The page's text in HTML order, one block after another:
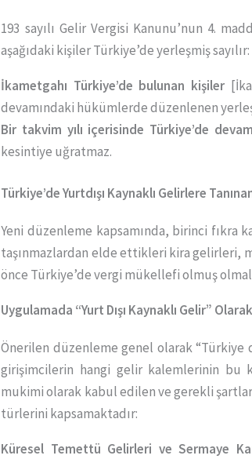
193 sayılı Gelir Vergisi Kanunu’nun 4.
aşağıdaki kişiler Türkiye’de yerleşmiş sayılır:
İkametgahı Türkiye’de bulunan kişiler
devamındaki hükümlerde düzenlenen
Bir takvim yılı içerisinde Türkiye’de
kesintiye uğratmaz.
Türkiye’de Yurtdışı Kaynaklı Gelirlere
Yeni düzenleme kapsamında, birinci fıkra
taşınmazlardan elde ettikleri kira gelirleri,
önce Türkiye’de vergi mükellefi olmuş
Uygulamada “Yurt Dışı Kaynaklı Gelir”
Önerilen düzenleme genel olarak “Türkiye
girişimcilerin hangi gelir kalemlerinin bu
mukimi olarak kabul edilen ve gerekli
türlerini kapsamaktadır:
Küresel Temettü Gelirleri ve Sermaye